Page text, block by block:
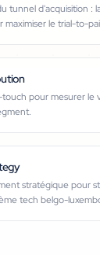
tunnel d'acquisition :
maximiser le trial-to-
pour mesurer le
stratégique pour
tech belgo-